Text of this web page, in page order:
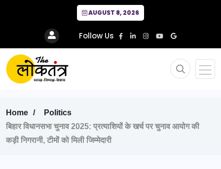
AUGUST 8, 2026
Follow Us
Home
Politics
बिहार विधानसभा चुनाव 2025: प्रत्याशियों के खर्च पर चुनाव आयोग की
कड़ी निगरानी, टीमों को मिली जिम्मेदारी